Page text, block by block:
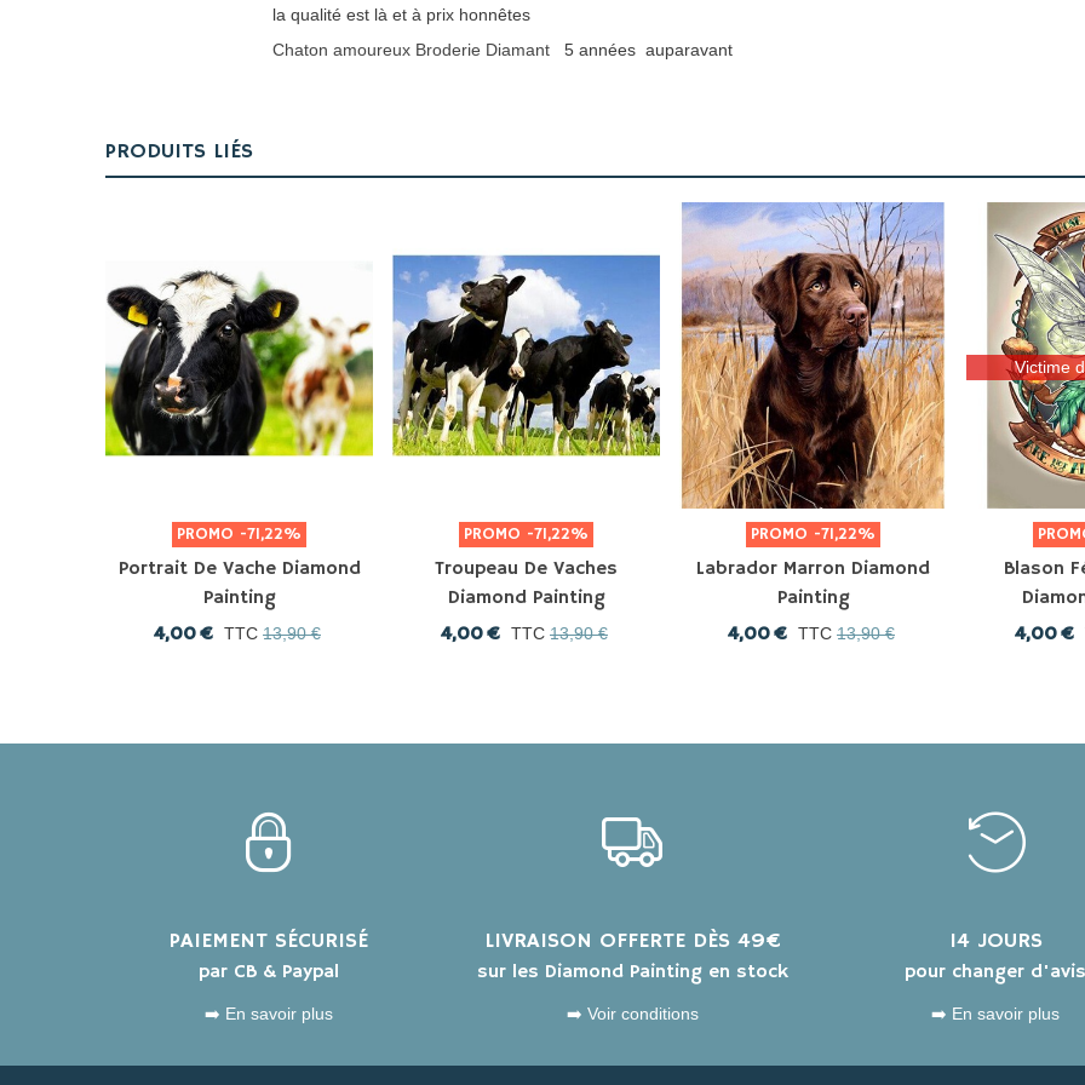
la qualité est là et à prix honnêtes
Chaton amoureux Broderie Diamant
5 années auparavant
PRODUITS LIÉS
PROMO -71,22%
Portrait De Vache Diamond
Painting
4,00 € TTC 13,90 €
PROMO -71,22%
Troupeau De Vaches
Diamond Painting
4,00 € TTC 13,90 €
PROMO -71,22%
Labrador Marron Diamond
Painting
4,00 € TTC 13,90 €
Victime
Blason
4,00 €
PAIEMENT SÉCURISÉ
par CB & Paypal
➡️ En savoir plus
LIVRAISON OFFERTE DÈS 49€
sur les Diamond Painting en stock
➡️ Voir conditions
14 JOURS
pour changer d'avis
➡️ En savoir plus